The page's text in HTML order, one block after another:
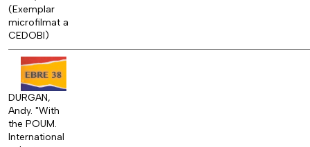
(Exemplar
microfilmat a
CEDOBI)
DURGAN,
Andy. "With
the POUM.
International